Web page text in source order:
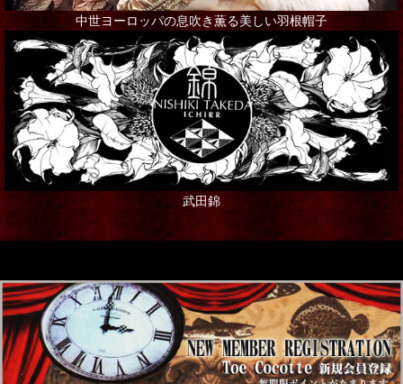
その他アクセサリー
インテリア
シャンデリア・ランプ
写真・アート・ポスター
本・書籍
ステーショナリー
ギフト
グリーティングカード
Rose de Reficul et Guiggles
中世ヨーロッパの息吹き薫る美しい羽根帽子
武田錦